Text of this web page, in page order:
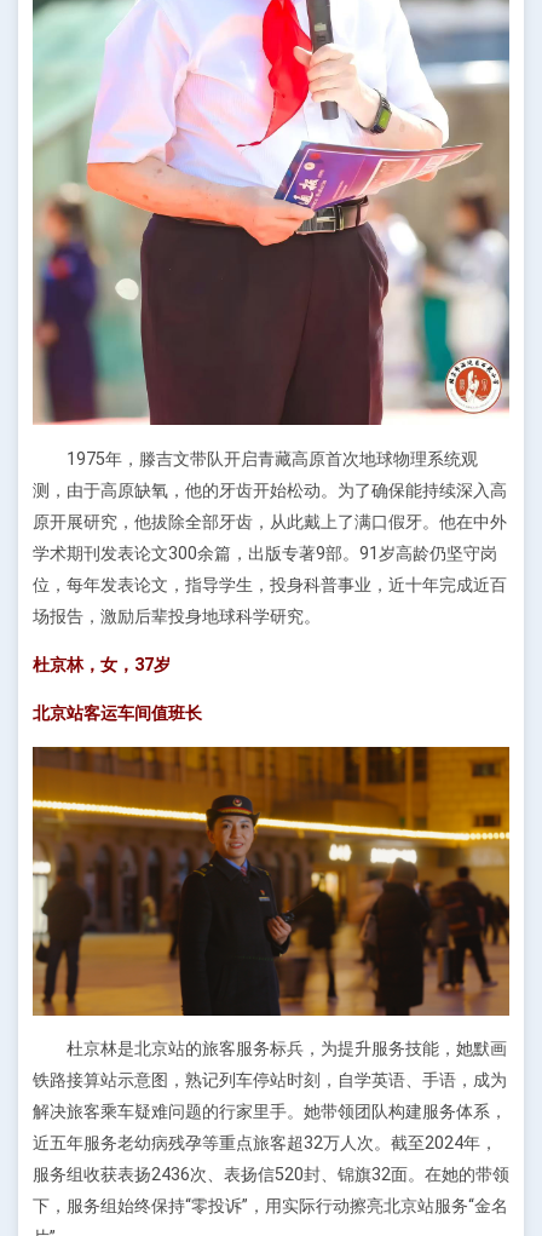
1975年，滕吉文带队开启青藏高原首次地球物理系统观
测，由于高原缺氧，他的牙齿开始松动。为了确保能持续深入高
原开展研究，他拔除全部牙齿，从此戴上了满口假牙。他在中外
学术期刊发表论文300余篇，出版专著9部。91岁高龄仍坚守岗
位，每年发表论文，指导学生，投身科普事业，近十年完成近百
场报告，激励后辈投身地球科学研究。
杜京林，女，37岁
北京站客运车间值班长
杜京林是北京站的旅客服务标兵，为提升服务技能，她默画
铁路接算站示意图，熟记列车停站时刻，自学英语、手语，成为
解决旅客乘车疑难问题的行家里手。她带领团队构建服务体系，
近五年服务老幼病残孕等重点旅客超32万人次。截至2024年，
服务组收获表扬2436次、表扬信520封、锦旗32面。在她的带领
下，服务组始终保持“零投诉”，用实际行动擦亮北京站服务“金名